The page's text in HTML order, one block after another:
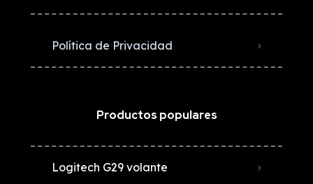
Política de Privacidad
Productos populares
Logitech G29 volante